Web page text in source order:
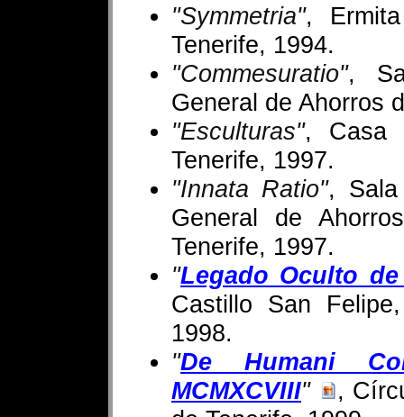
"Symmetria",
Tenerife, 1994.
"Commesuratio",
General de Ahorros
"Esculturas", Casa
Tenerife, 1997.
"Innata Ratio",
General de
Tenerife, 1997.
"Legado Oculto
Castillo San
1998.
"De Humani
MCMXCVIII"
,